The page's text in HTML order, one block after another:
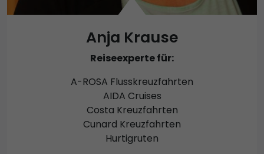
Anja Krause
Reiseexperte für:
A-ROSA Flusskreuzfahrten
AIDA Cruises
Costa Kreuzfahrten
Cunard Kreuzfahrten
Hurtigruten